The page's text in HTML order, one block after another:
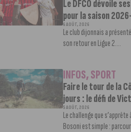
Le DFCO dévoile
pour la saison
6 AOÛT, 2026
Le club dijonnais a
son retour en Ligue 2....
INFOS,SPORT
Faire le tour de la
jours : le défi de
5 AOÛT, 2026
Le challenge que
Bosoni est simple :